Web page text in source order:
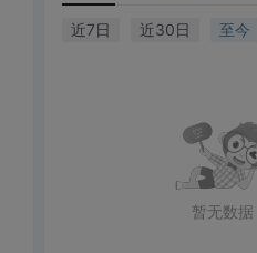
近7日 近30日 至今
暂无数据